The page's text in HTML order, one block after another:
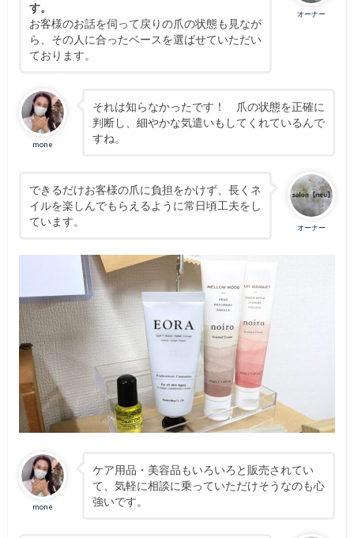
オーナー
す。
お客様のお話を伺って戻りの爪の状態も見なが
ら、その人に合ったベースを選ばせていただい
ております。
mone
それは知らなかったです！ 爪の状態を正確に
判断し、細やかな気遣いもしてくれているんで
すね。
オーナー
できるだけお客様の爪に負担をかけず、長くネ
イルを楽しんでもらえるように常日頃工夫をし
ています。
mone
ケア用品・美容品もいろいろと販売されてい
て、気軽に相談に乗っていただけそうなのも心
強いです。